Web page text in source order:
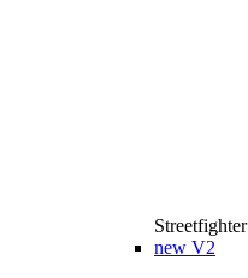
Streetfighter
new V2